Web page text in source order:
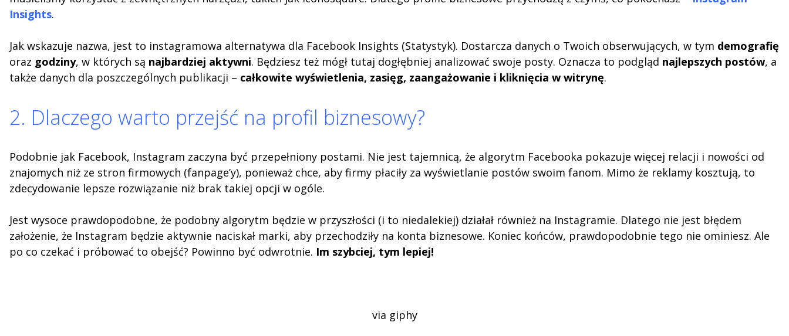
Insights.
Jak wskazuje nazwa, jest to instagramowa alternatywa dla Facebook Insights (Statystyk). Dostarcza danych o Twoich obserwujących, w tym demografię
oraz godziny, w których są najbardziej aktywni. Będziesz też mógł tutaj dogłębniej analizować swoje posty. Oznacza to podgląd najlepszych postów, a
także danych dla poszczególnych publikacji – całkowite wyświetlenia, zasięg, zaangażowanie i kliknięcia w witrynę.
2. Dlaczego warto przejść na profil biznesowy?
Podobnie jak Facebook, Instagram zaczyna być przepełniony postami. Nie jest tajemnicą, że algorytm Facebooka pokazuje więcej relacji i nowości od
znajomych niż ze stron firmowych (fanpage’y), ponieważ chce, aby firmy płaciły za wyświetlanie postów swoim fanom. Mimo że reklamy kosztują, to
zdecydowanie lepsze rozwiązanie niż brak takiej opcji w ogóle.
Jest wysoce prawdopodobne, że podobny algorytm będzie w przyszłości (i to niedalekiej) działał również na Instagramie. Dlatego nie jest błędem
założenie, że Instagram będzie aktywnie naciskał marki, aby przechodziły na konta biznesowe. Koniec końców, prawdopodobnie tego nie ominiesz. Ale
po co czekać i próbować to obejść? Powinno być odwrotnie. Im szybciej, tym lepiej!
via giphy